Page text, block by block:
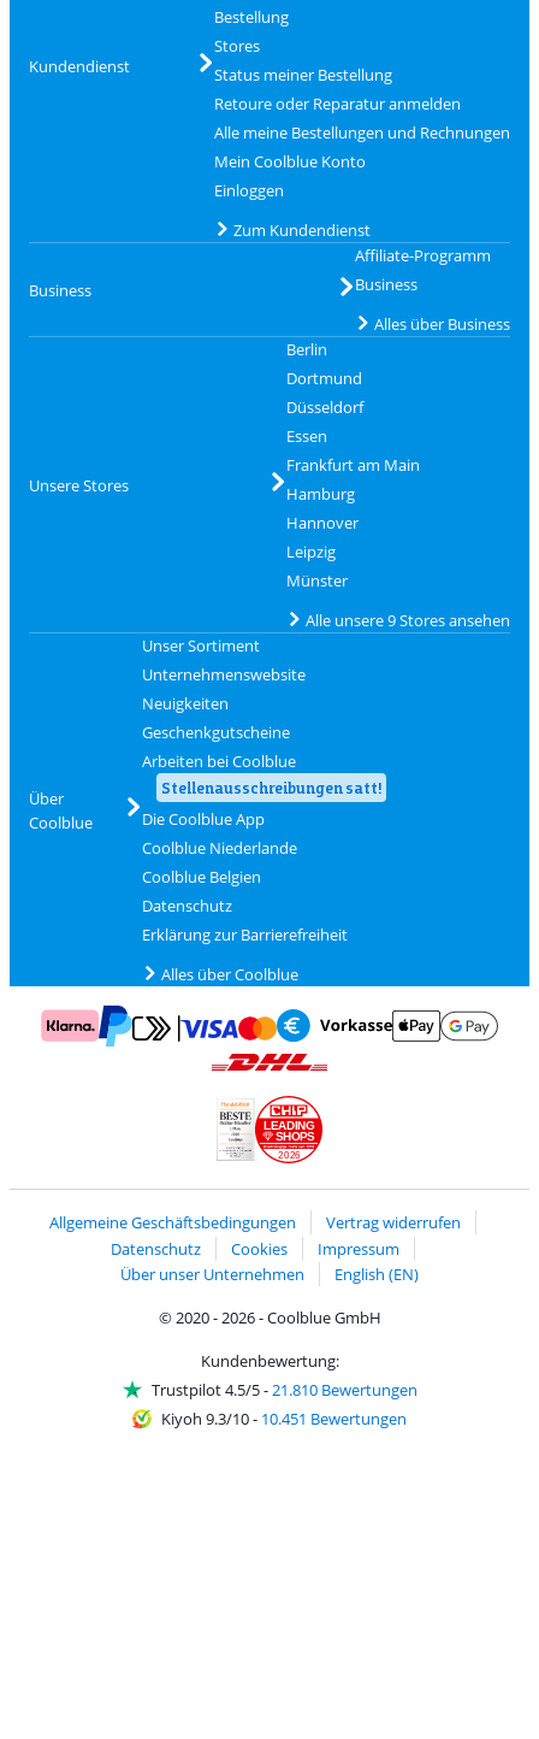
Kundendienst
Bestellung
Stores
Status meiner Bestellung
Retoure oder Reparatur anmelden
Alle meine Bestellungen und Rechnungen
Mein Coolblue Konto
Einloggen
Zum Kundendienst
Business
Affiliate-Programm
Business
Alles über Business
Unsere Stores
Berlin
Dortmund
Düsseldorf
Essen
Frankfurt am Main
Hamburg
Hannover
Leipzig
Münster
Alle unsere 9 Stores ansehen
Über
Coolblue
Unser Sortiment
Unternehmenswebsite
Neuigkeiten
Geschenkgutscheine
Arbeiten bei Coolblue
Stellenausschreibungen satt!
Die Coolblue App
Coolblue Niederlande
Coolblue Belgien
Datenschutz
Erklärung zur Barrierefreiheit
Alles über Coolblue
Zahlung mit PayPal
Zahlung mit Mastercard und Visa über Click to Pay
Zahlung mit Vorkasse
2026
LEADING
SHOPS
Allgemeine Geschäftsbedingungen
Vertrag widerrufen
Datenschutz
Cookies
Impressum
Über unser Unternehmen
English (EN)
© 2020 - 2026 - Coolblue GmbH
Kundenbewertung:
Trustpilot 4.5/5-21.810 Bewertungen
Kiyoh 9.3/10- 10.451 Bewertungen